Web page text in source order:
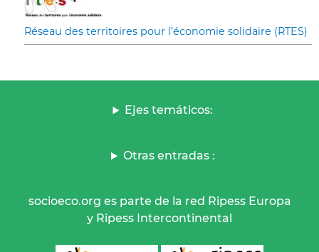
Réseau des territoires pour l’économie solidaire (RTES)
Ejes temáticos:
Otras entradas :
socioeco.org es parte de la red Ripess Europa
y Ripess Intercontinental